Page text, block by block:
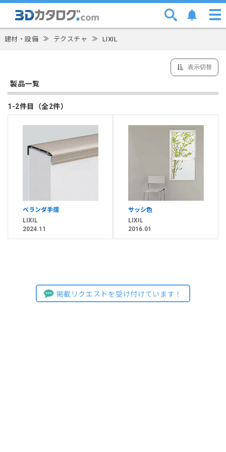
建材・設備 ≫ テクスチャ ≫ LIXIL
表示切替
製品一覧
1-2件目（全2件）
ベランダ手摺
LIXIL
2024.11
サッシ色
LIXIL
2016.01
掲載リクエストを受け付けています！